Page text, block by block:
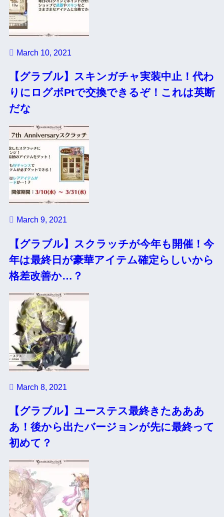
March 10, 2021
【グラブル】スキンガチャ実装中止！代わ
りにログボPtで交換できるぞ！これは英断
だな
March 9, 2021
【グラブル】スクラッチが今年も開催！今
年は最終日が豪華アイテム確定らしいから
格差改善か…？
March 8, 2021
【グラブル】ユーステス最終きたあああ
あ！後から出たバージョンが先に最終って
初めて？